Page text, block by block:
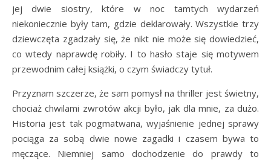
jej dwie siostry, które w noc tamtych wydarzeń
niekoniecznie były tam, gdzie deklarowały. Wszystkie trzy
dziewczęta zgadzały się, że nikt nie może się dowiedzieć,
co wtedy naprawdę robiły. I to hasło staje się motywem
przewodnim całej książki, o czym świadczy tytuł.
Przyznam szczerze, że sam pomysł na thriller jest świetny,
chociaż chwilami zwrotów akcji było, jak dla mnie, za dużo.
Historia jest tak pogmatwana, wyjaśnienie jednej sprawy
pociąga za sobą dwie nowe zagadki i czasem bywa to
męczące. Niemniej samo dochodzenie do prawdy to